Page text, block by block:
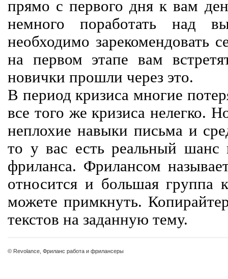
прямо с первого дня к вам
немного поработать над
необходимо зарекомендовать
на первом этапе вам
новички прошли через это.
В период кризиса многие
все того же кризиса нелегко.
неплохие навыки письма и
то у вас есть реальный шанс
фриланса. Фрилансом
относится и большая группа
можете примкнуть.
текстов на заданную тему.
© Revolance, Фриланс работа и фрилансеры